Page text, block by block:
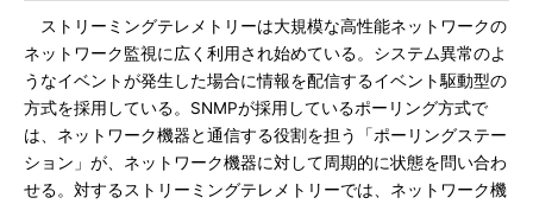
ストリーミングテレメトリーは大規模な高性能ネットワークの
ネットワーク監視に広く利用され始めている。システム異常のよ
うなイベントが発生した場合に情報を配信するイベント駆動型の
方式を採用している。SNMPが採用しているポーリング方式で
は、ネットワーク機器と通信する役割を担う「ポーリングステー
ション」が、ネットワーク機器に対して周期的に状態を問い合わ
せる。対するストリーミングテレメトリーでは、ネットワーク機